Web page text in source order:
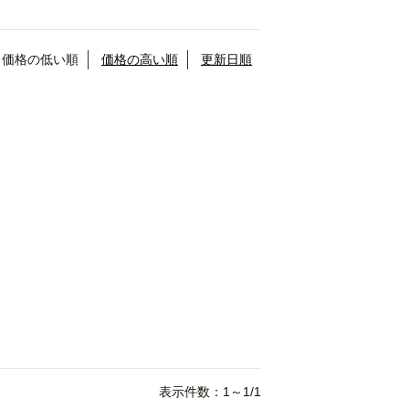
価格の低い順 価格の高い順 更新日順
表示件数：1～1/1